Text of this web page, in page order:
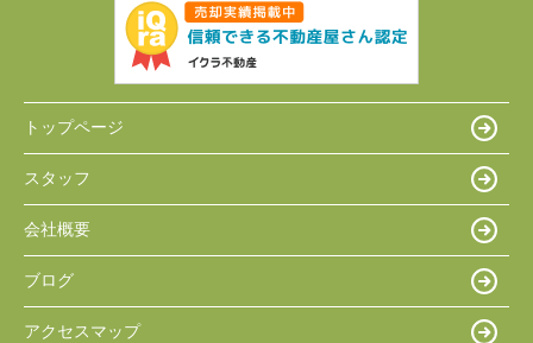
トップページ
スタッフ
会社概要
ブログ
アクセスマップ